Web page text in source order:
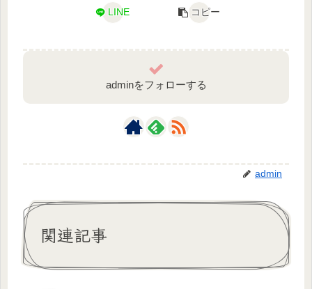
LINE コピー
adminをフォローする
admin
関連記事